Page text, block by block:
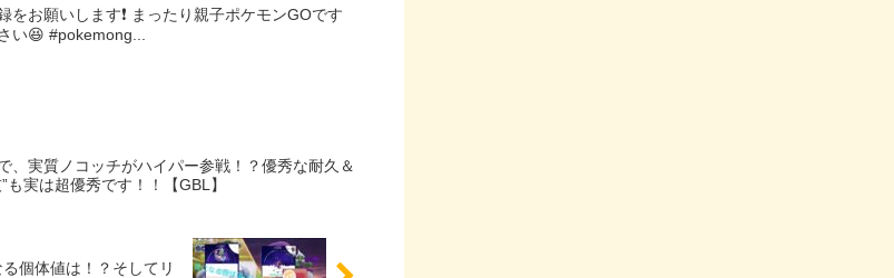
お願いします❗️ まったり親子ポケモンGOです
い😆 #pokemong...
、実質ノコッチがハイパー参戦！？優秀な耐久＆
実は超優秀です！！【GBL】
個体値は！？そしてリ